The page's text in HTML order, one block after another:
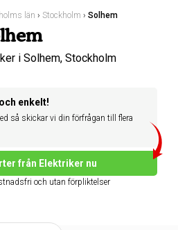
län › Stockholm › Solhem
i Solhem, Stockholm
enkelt!
så skickar vi din förfrågan till flera
från Elektriker nu
och utan förpliktelser